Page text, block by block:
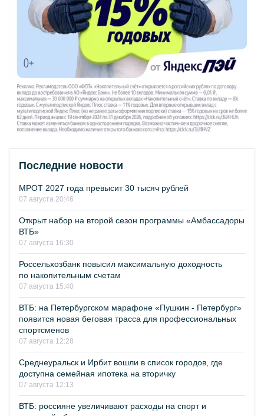
Последние новости
МРОТ 2027 года превысит 30 тысяч рублей
07 августа 20:46
Открыт набор на второй сезон программы «Амбассадоры
ВТБ»
07 августа 16:30
Россельхозбанк повысил максимальную доходность
по накопительным счетам
07 августа 15:40
ВТБ: на Петербургском марафоне «Пушкин - Петербург»
появится новая беговая трасса для профессиональных
спортсменов
07 августа 12:28
Среднеуральск и Ирбит вошли в список городов, где
доступна семейная ипотека на вторичку
07 августа 12:13
ВТБ: россияне увеличивают расходы на спорт и